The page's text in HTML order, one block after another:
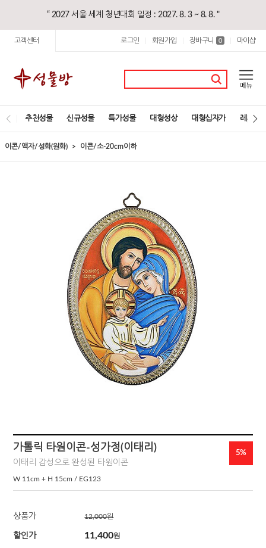
“ 2027 서울 세계 청년대회 일정 : 2027. 8. 3 ~ 8. 8. "
고객센터 로그인 회원가입 장바구니 0 마이샵
추천성물 신규성물 특가성물 대형성상 대형십자가 레지오
이콘/액자/성화(원화) 이콘/소-20cm이하
가톨릭 타원이콘-성가정(이태리)
이태리 감성으로 완성된 타원이콘
W 11cm + H 15cm / EG123
5%
상품가 12,000원
할인가 11,400원